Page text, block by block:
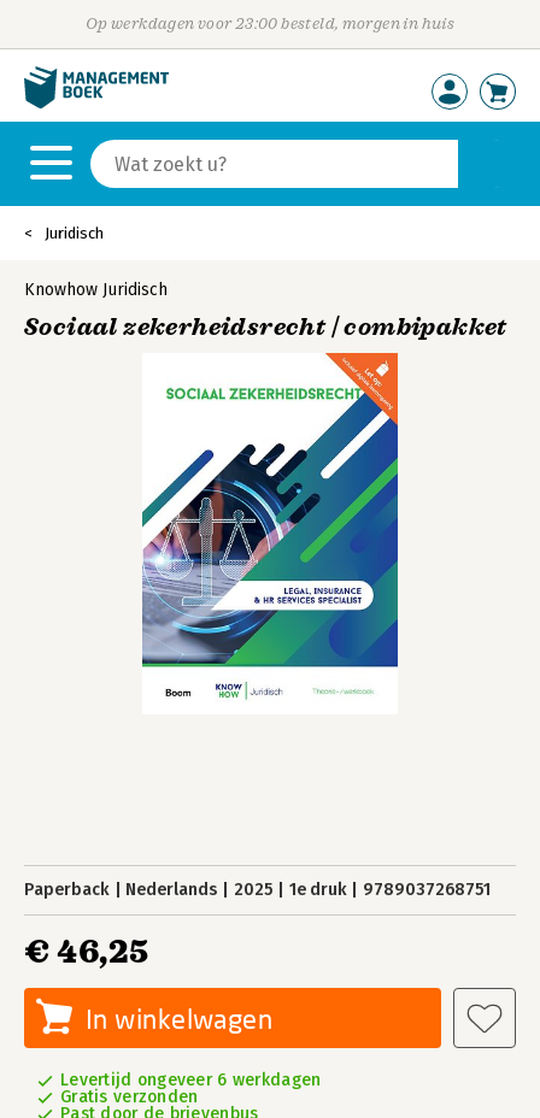
Op werkdagen voor 23:00 besteld, morgen in huis
Juridisch
Knowhow Juridisch
Sociaal zekerheidsrecht | combipakket
Paperback Nederlands 2025 1e druk 9789037268751
€ 46,25
In winkelwagen
Levertijd ongeveer 6 werkdagen
Gratis verzonden
Past door de brievenbus